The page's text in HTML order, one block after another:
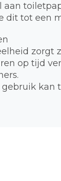
dit tot een
zorgt
op tijd
kan